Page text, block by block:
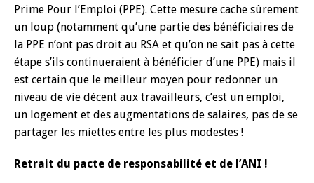
Prime Pour l’Emploi (PPE). Cette mesure cache sûrement
un loup (notamment qu’une partie des bénéficiaires de
la PPE n’ont pas droit au RSA et qu’on ne sait pas à cette
étape s’ils continueraient à bénéficier d’une PPE) mais il
est certain que le meilleur moyen pour redonner un
niveau de vie décent aux travailleurs, c’est un emploi,
un logement et des augmentations de salaires, pas de se
partager les miettes entre les plus modestes !
Retrait du pacte de responsabilité et de l’ANI !